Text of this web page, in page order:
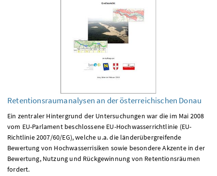
Retentionsraumanalysen an der österreichischen Donau
Ein zentraler Hintergrund der Untersuchungen war die im Mai 2008
vom EU-Parlament beschlossene EU-Hochwasserrichtlinie (EU-
Richtlinie 2007/60/EG), welche u.a. die länderübergreifende
Bewertung von Hochwasserrisiken sowie besondere Akzente in der
Bewertung, Nutzung und Rückgewinnung von Retentionsräumen
fordert.